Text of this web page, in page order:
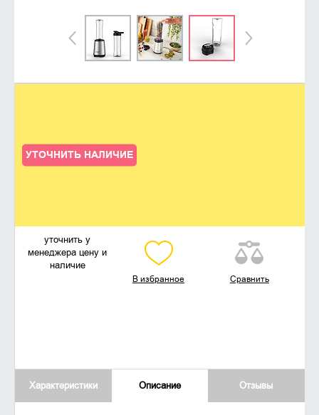
УТОЧНИТЬ НАЛИЧИЕ
уточнить у
менеджера цену и
наличие
В избранное Сравнить
Характеристики Описание Отзывы